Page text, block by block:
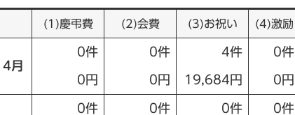
(1)慶弔費 (2)会費 (3)お祝い (4)激励
4月
0件
0円
0件
0円
4件
19,684円
0件
0円
0件 0件 0件 0件